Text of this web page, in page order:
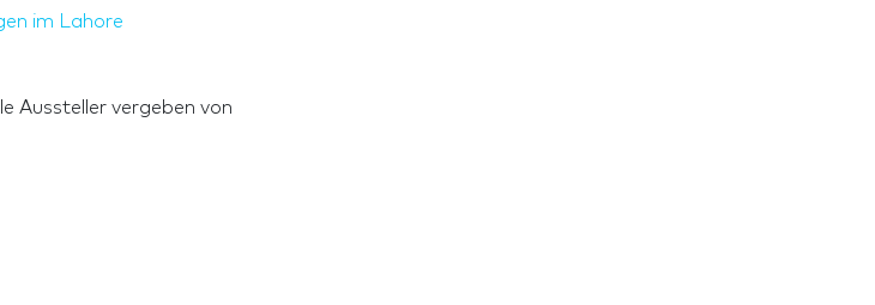
im Lahore
Aussteller vergeben von